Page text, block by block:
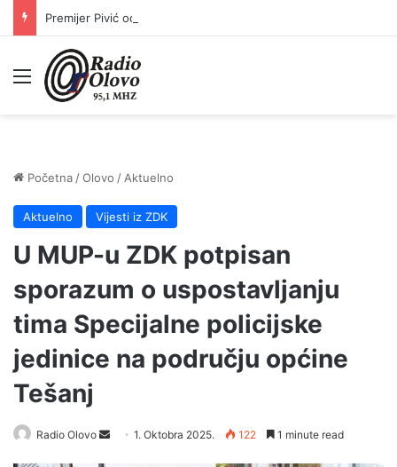
Meni
Početna /Olovo / Aktuelno
Aktuelno Vijesti iz ZDK
U MUP-u ZDK potpisan
sporazum o uspostavljanju
tima Specijalne policijske
jedinice na području općine
Tešanj
Radio Olovo 1. Oktobra 2025. 122 1 minute read